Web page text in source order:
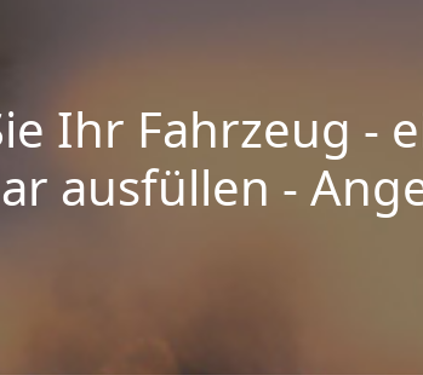
Ihr Fahrzeug -
ausfüllen -